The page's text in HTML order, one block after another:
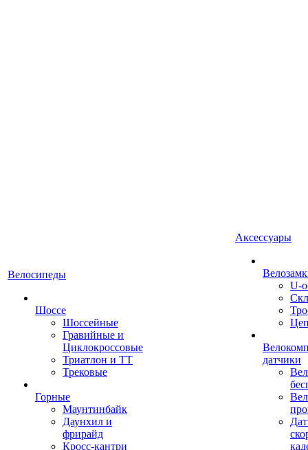
Велосипеды
Шоссе
Шоссейные
Гравийные и
Циклокроссовые
Триатлон и ТТ
Трековые
Горные
Маунтинбайк
Даунхил и
фрирайд
Кросс-кантри
Аксессуары
U-
датчики